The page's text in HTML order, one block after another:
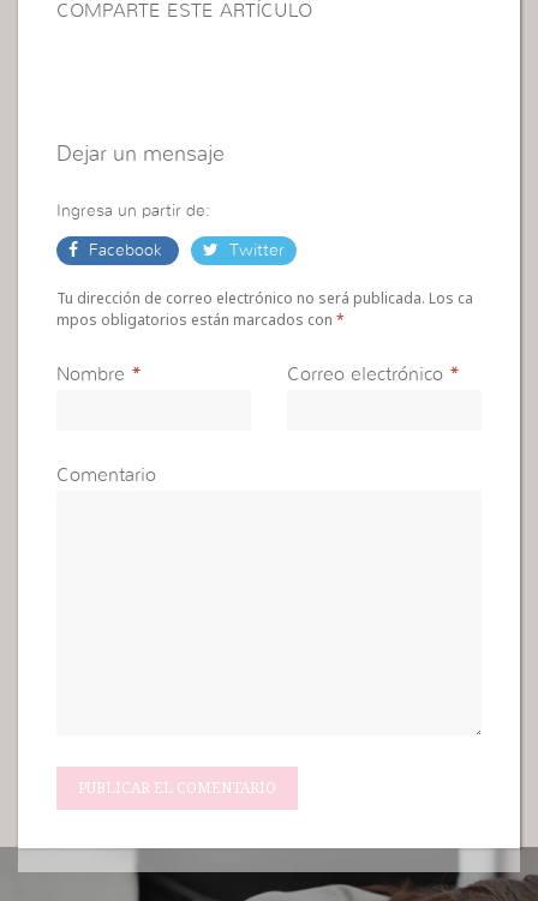
COMPARTE ESTE ARTÍCULO
Dejar un mensaje
Ingresa un partir de:
Facebook Twitter
Tu dirección de correo electrónico no será publicada. Los ca
mpos obligatorios están marcados con*
Nombre * Correo electrónico *
Comentario